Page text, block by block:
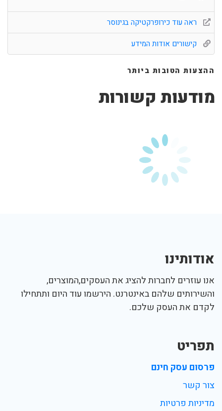
ראה עוד כירופרקטיקה בגינוסר
קישורים אודות המידע
ההצעות הטובות ביותר
מודעות קשורות
אודותינו
אנו עוזרים לחברות להציג את העסקים,המוצרים,
והשירותים שלהם באינטרנט. הירשמו עוד היום ותתחילו
לקדם את העסק שלכם.
תפריט
פרסום עסק חינם
צור קשר
מדיניות פרטיות